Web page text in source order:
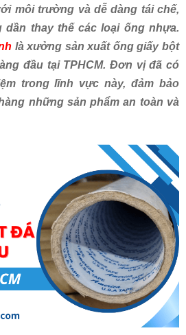
môi trường và dễ dàng tái chế,
dần thay thế các loại ống nhựa.
là xưởng sản xuất ống giấy bột
đầu tại TPHCM. Đơn vị đã có
trong lĩnh vực này, đảm bảo
những sản phẩm an toàn và